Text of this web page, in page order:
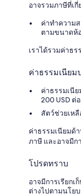
อาจรวมภาษีที่เกี่
ค่าทำความส
ตามขนาดห้
เราได้รวมค่าธ
ค่าธรรมเนียม
ค่าธรรมเนี
200 USD ต่
สัตว์ช่วยเห
ค่าธรรมเนียมด้
ภาษี และอาจมีก
โปรดทราบ
อาจมีการเรียก
ต่างไปตามนโย